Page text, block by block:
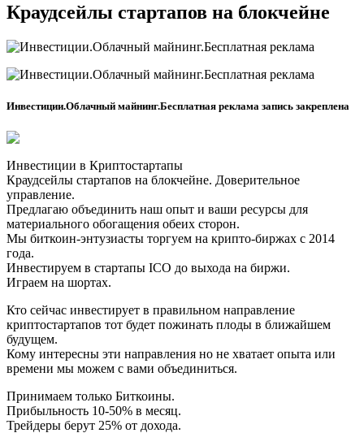
Краудсейлы стартапов на блокчейне
Инвестиции.Облачный майнинг.Бесплатная реклама запись закреплена
Инвестиции в Криптостартапы
Краудсейлы стартапов на блокчейне. Доверительное
управление.
Предлагаю объединить наш опыт и ваши ресурсы для
материального обогащения обеих сторон.
Мы биткоин-энтузиасты торгуем на крипто-биржах с 2014
года.
Инвестируем в стартапы ICO до выхода на биржи.
Играем на шортах.
Кто сейчас инвестирует в правильном направление
криптостартапов тот будет пожинать плоды в ближайшем
будущем.
Кому интересны эти направления но не хватает опыта или
времени мы можем с вами объединиться.
Принимаем только Биткоины.
Прибыльность 10-50% в месяц.
Трейдеры берут 25% от дохода.